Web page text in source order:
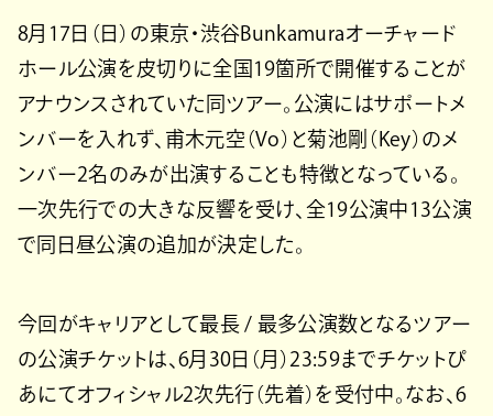
8月17日（日）の東京・渋谷Bunkamuraオーチャード
ホール公演を皮切りに全国19箇所で開催することが
アナウンスされていた同ツアー。公演にはサポートメ
ンバーを入れず、甫木元空（Vo）と菊池剛（Key）のメ
ンバー2名のみが出演することも特徴となっている。
一次先行での大きな反響を受け、全19公演中13公演
で同日昼公演の追加が決定した。
今回がキャリアとして最長 / 最多公演数となるツアー
の公演チケットは、6月30日（月）23:59までチケットぴ
あにてオフィシャル2次先行（先着）を受付中。なお、6